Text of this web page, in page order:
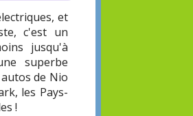
et
c'est un
jusqu'à
superbe
de Nio
les Pays-
!